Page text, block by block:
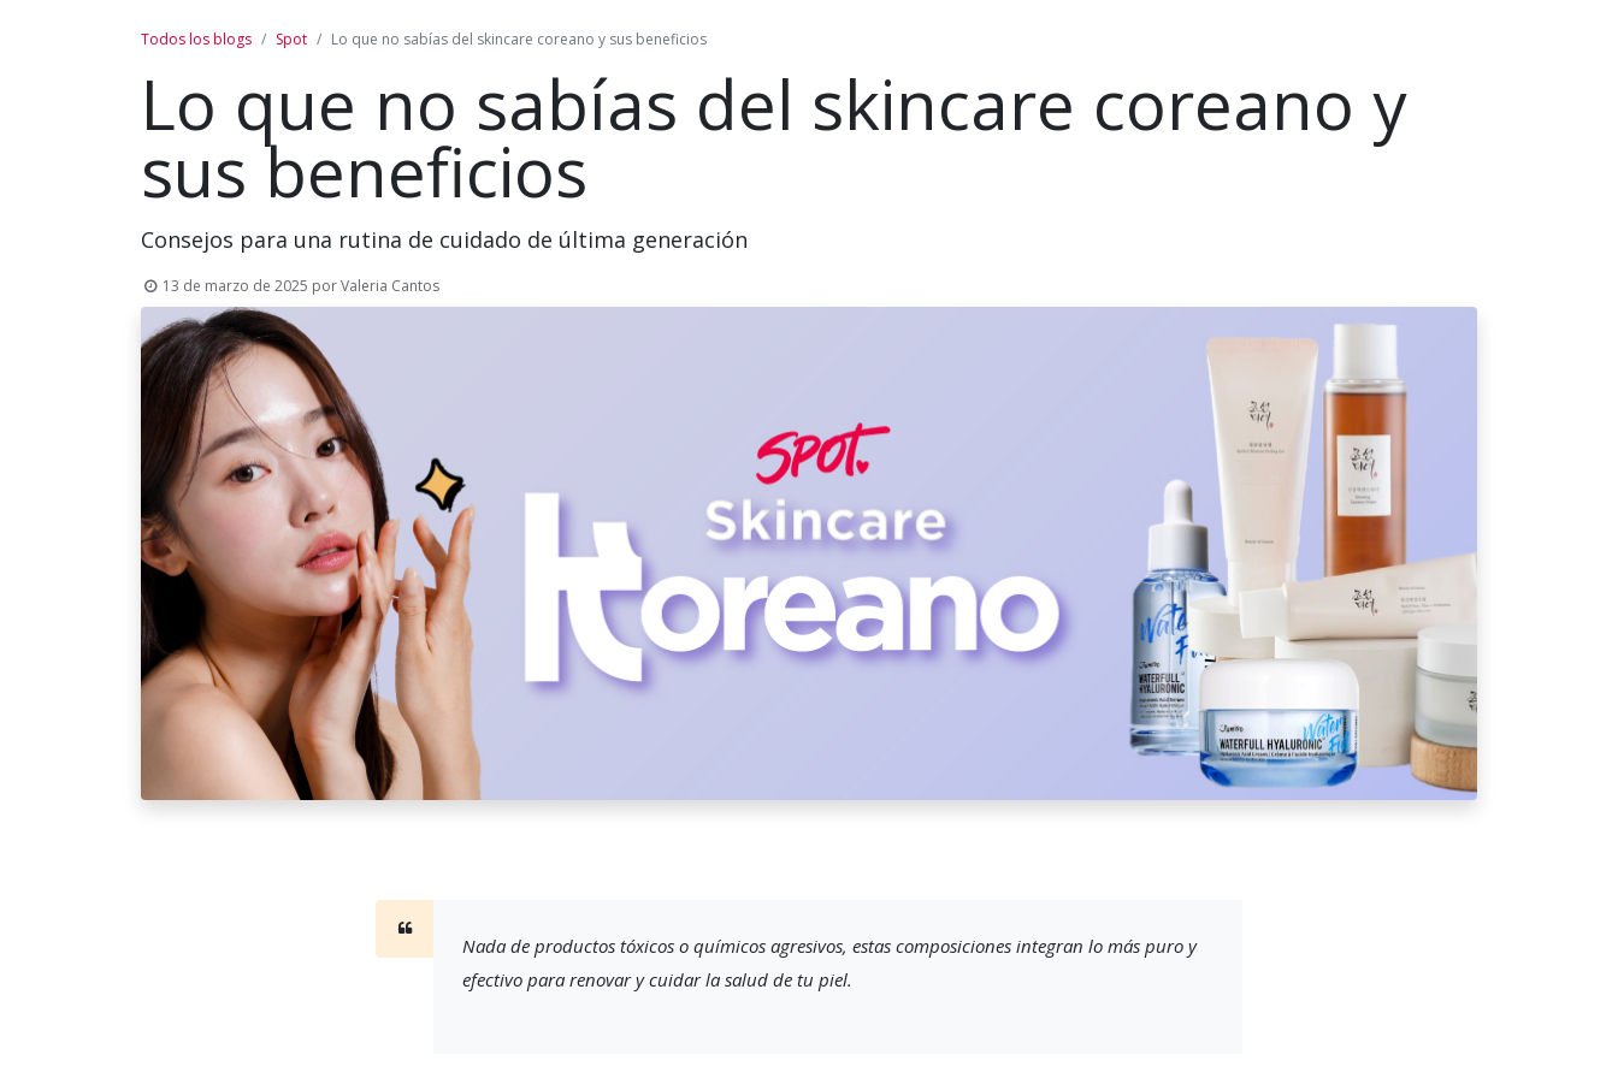
Todos los blogs Spot Lo que no sabías del skincare coreano y sus beneficios
Lo que no sabías del skincare coreano y
sus beneficios
Consejos para una rutina de cuidado de última generación
13 de marzo de 2025 porValeria Cantos
Nada de productos tóxicos o químicos agresivos, estas composiciones integran lo más puro y
efectivo para renovar y cuidar la salud de tu piel.